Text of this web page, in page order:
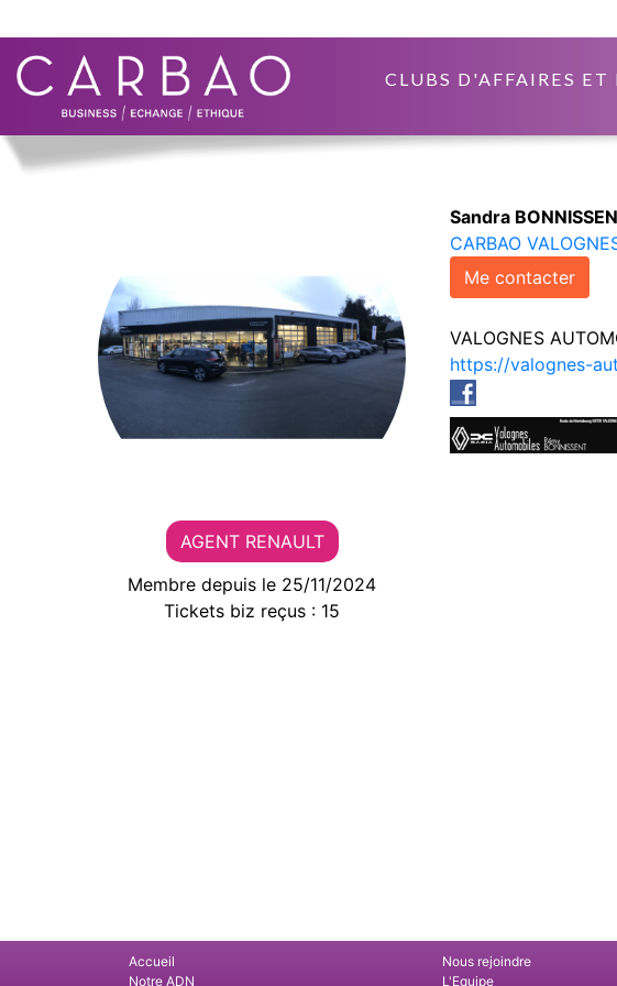
CLUBS D'AFFAIRES
AGENT RENAULT
Membre depuis le 25/11/2024
Tickets biz reçus : 15
Sandra
CARBAO
Me contacter
VALOGNES
https://valognes-
Accueil
Notre ADN
Nous rejoindre
L'Equipe